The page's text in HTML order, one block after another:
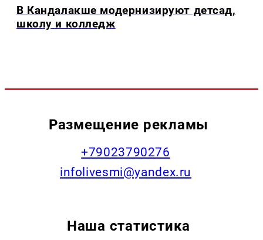
В Кандалакше модернизируют детсад,
школу и колледж
Размещение рекламы
+79023790276
infolivesmi@yandex.ru
Наша статистика